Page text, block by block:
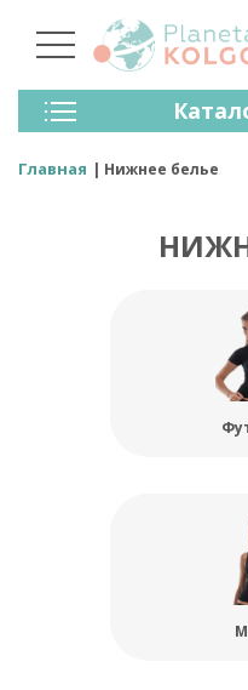
Колготки
Чулки
Лосины (леггинсы)
Спортивная Одежда
Главная Нижнее белье